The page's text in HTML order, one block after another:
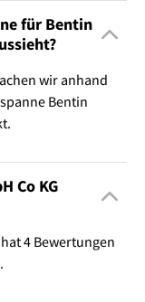
für Bentin
wir anhand
Bentin
Co KG
4 Bewertungen